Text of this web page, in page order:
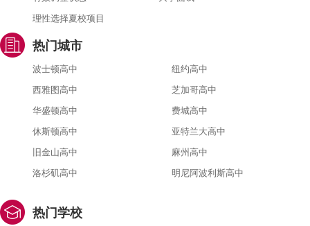
理性选择夏校项目
热门城市
波士顿高中
纽约高中
西雅图高中
芝加哥高中
华盛顿高中
费城高中
休斯顿高中
亚特兰大高中
旧金山高中
麻州高中
洛杉矶高中
明尼阿波利斯高中
热门学校